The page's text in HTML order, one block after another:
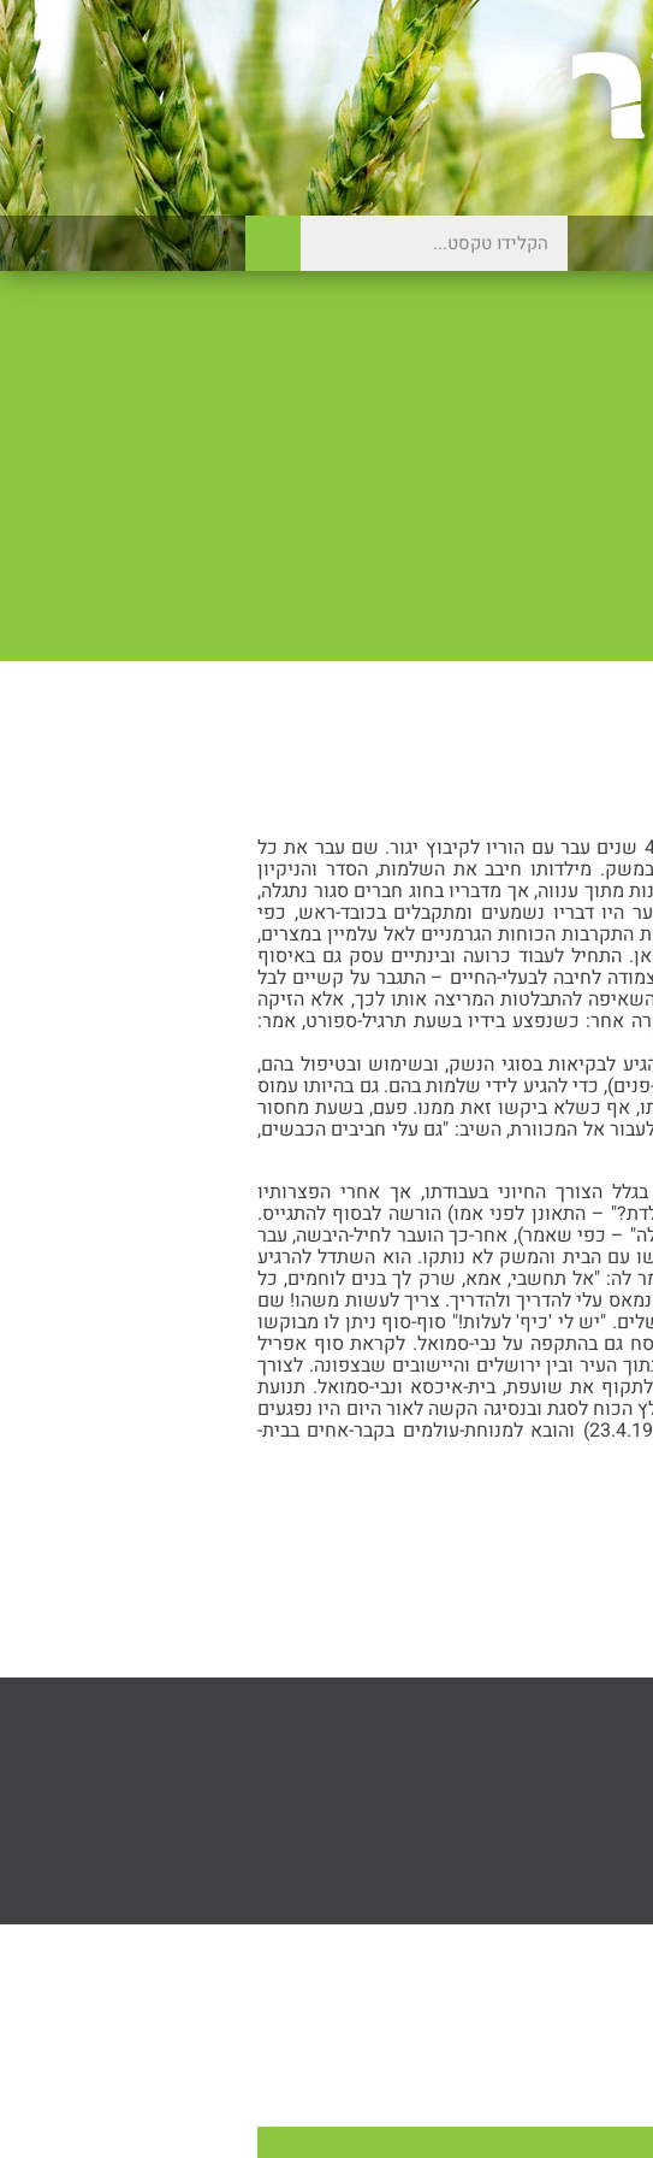
בן לאה ויעקב, נולד ביום כ"ז בחשוון תרפ"ט (10.11.1928) ברעננה ובהיותו בן 4 שנים עבר עם הוריו לקיבוץ יגור. שם עבר את כל
מילדותו חיבב את השלמות, הסדר והניקיון
מתוך ענווה, אך מדבריו בחוג חברים סגור נתגלה,
היו דבריו נשמעים ומתקבלים בכובד-ראש, כפי
הכוחות הגרמניים לאל עלמיין במצרים,
התחיל לעבוד כרועה ובינתיים עסק גם באיסוף
לחיבה לבעלי-החיים – התגבר על קשיים לבל
השאיפה להתבלטות המריצה אותו לכך, אלא הזיקה
אחר: כשנפצע בידיו בשעת תרגיל-ספורט, אמר:
הגיע לבקיאות בסוגי הנשק, ובשימוש ובטיפול בהם,
כדי להגיע לידי שלמות בהם. גם בהיותו עמוס
אף כשלא ביקשו זאת ממנו. פעם, בשעת מחסור
אל המכוורת, השיב: "גם עלי חביבים הכבשים,
הצורך החיוני בעבודתו, אך אחרי הפצרותיו
– התאונן לפני אמו) הורשה לבסוף להתגייס.
– כפי שאמר), אחר-כך הועבר לחיל-היבשה, עבר
עם הבית והמשק לא נותקו. הוא השתדל להרגיע
לה: "אל תחשבי, אמא, שרק לך בנים לוחמים, כל
עלי להדריך ולהדריך. צריך לעשות משהו! שם
"יש לי 'כיף' לעלות!" סוף-סוף ניתן לו מבוקשו
גם בהתקפה על נבי-סמואל. לקראת סוף אפריל
העיר ובין ירושלים והיישובים שבצפונה. לצורך
22-23 באפריל יצאו כוחותיה לתקוף את שועפת, בית-איכסא ונבי-סמואל. תנועת
לסגת ובנסיגה הקשה לאור היום היו נפגעים
רבים. בקרב זה נפל, תוך כדי חיפוי על נסיגת חבריו ביום י"ד בניסן תש"ח 23.4.1948) והובא למנוחת-עולמים בקבר-אחים בבית-